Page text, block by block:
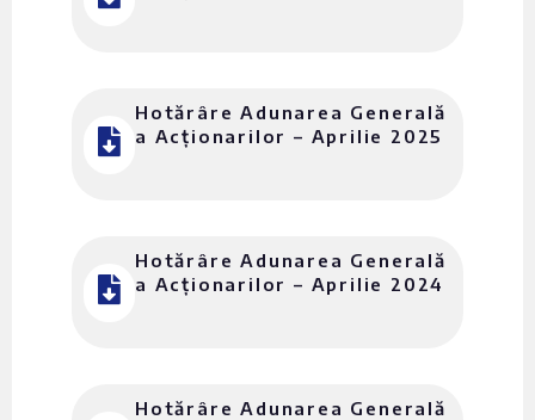
Hotărâre Adunarea Generală
a Acționarilor – Aprilie 2025
Hotărâre Adunarea Generală
a Acționarilor – Aprilie 2024
Hotărâre Adunarea Generală